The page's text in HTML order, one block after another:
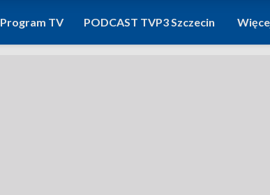
Program TV PODCAST TVP3 Szczecin